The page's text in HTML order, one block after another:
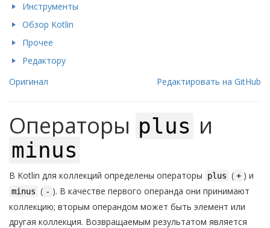
Инструменты
Обзор Kotlin
Прочее
Редактору
Редактировать на GitHub
Оригинал
Операторы plus и
minus
В Kotlin для коллекций определены операторы plus ( + ) и
minus ( - ). В качестве первого операнда они принимают
коллекцию; вторым операндом может быть элемент или
другая коллекция. Возвращаемым результатом является